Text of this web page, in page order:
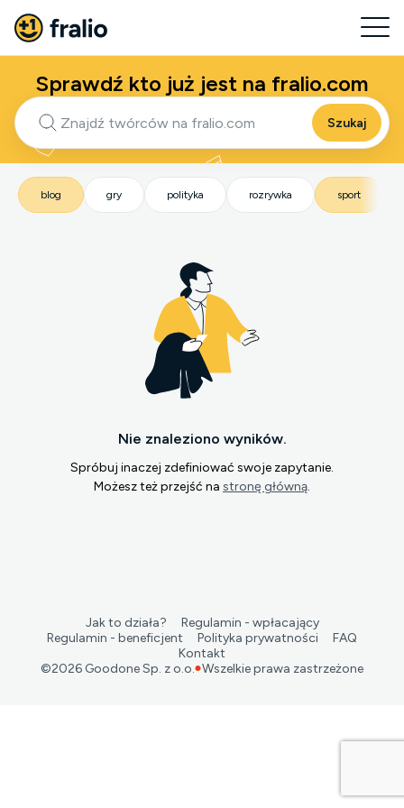
Sprawdź kto już jest na fralio.com
Szukaj
blog gry polityka rozrywka sport
Nie znaleziono wyników.
Spróbuj inaczej zdefiniować swoje zapytanie.
Możesz też przejść na stronę główną.
Jak to działa?
Regulamin - wpłacający
Regulamin - beneficjent
Polityka prywatności
FAQ
Kontakt
©2026 Goodone Sp. z o.o. Wszelkie prawa zastrzeżone